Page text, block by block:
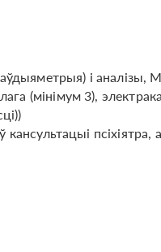
і аналізы,
(мінімум 3),
кансультацыі